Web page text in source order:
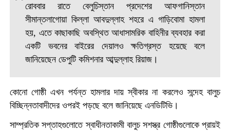
রোববার রাতে বেলুচিস্তান প্রদেশের আফগানিস্তান
সীমান্তলাগোয়া কিল্লা আবদুল্লাহ শহরে এ গাড়িবোমা হামলা
হয়, এতে কাছাকাছি অবস্থিত আধাসামরিক বাহিনীর ব্যবহার করা
একটি ভবনের বাইরের দেয়ালও ক্ষতিগ্রস্ত হয়েছে বলে
জানিয়েছেন ডেপুটি কমিশনার আব্দুল্লাহ রিয়াজ।
কোনো গোষ্ঠী এখন পর্যন্ত হামলার দায় স্বীকার না করলেও সন্দেহ বালুচ
বিচ্ছিন্নতাবাদীদের ওপরই পড়ছে বলে জানিয়েছে এনডিটিভি।
সাম্প্রতিক সপ্তাহগুলোতে স্বাধীনতাকামী বালুচ সশস্ত্র গোষ্ঠীগুলোকে প্রায়ই